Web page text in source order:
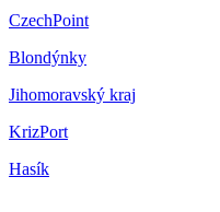
CzechPoint
Blondýnky
Jihomoravský kraj
KrizPort
Hasík